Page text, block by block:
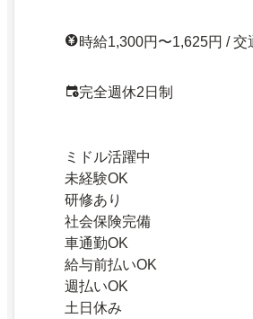
時給1,300円〜1,625円 / 交
完全週休2日制
ミドル活躍中
未経験OK
研修あり
社会保険完備
車通勤OK
給与前払いOK
週払いOK
土日休み